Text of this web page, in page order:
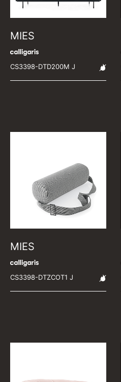
MIES
CS3398-DTD200M J
MIES
CS3398-DTZCOT1 J